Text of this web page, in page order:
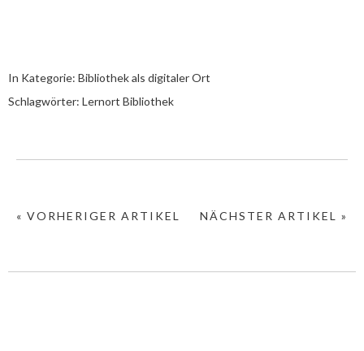
In Kategorie: Bibliothek als digitaler Ort
Schlagwörter: Lernort Bibliothek
NÄCHSTER ARTIKEL »
« VORHERIGER ARTIKEL